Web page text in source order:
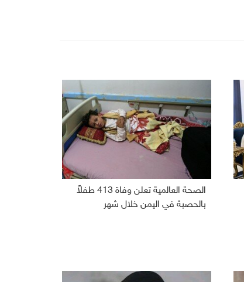
الصحة العالمية تعلن وفاة 413 طفلاً
بالحصبة في اليمن خلال شهر